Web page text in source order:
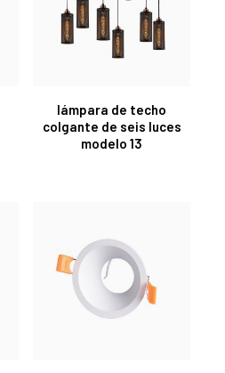
lámpara de techo
colgante de seis luces
modelo 13